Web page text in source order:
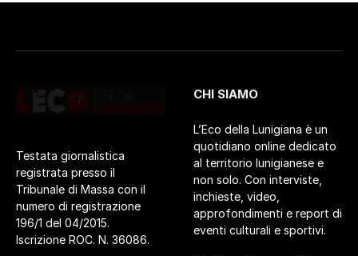
Testata giornalistica
registrata presso il
Tribunale di Massa con il
numero di registrazione
196/1 del 04/2015.
Iscrizione ROC. N. 36086.
CHI SIAMO
L’Eco della Lunigiana è un
quotidiano online dedicato
al territorio lunigianese e
non solo. Con interviste,
inchieste, video,
approfondimenti e report di
eventi culturali e sportivi.